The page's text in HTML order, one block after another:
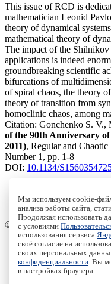
This issue of RCD is
mathematician Leonid
theory of dynamical
mathematical theory of
The impact of the
applications is indeed
groundbreaking scientific
bifurcations of
of spiral chaos, the theory
theory of transition from
homoclinic chaos, among
Citation: Gonchenko S. V.,
of the 90th Anniversary
2011), Regular and
Number 1, pp. 1-8
DOI: 10.1134/
Access to the full text on
© Institute of Computer
About Journal
Editorial Board
Author Information
Publishing Ethics
Мы используем cookie-
анализа работы сайта,
Продолжая использовать
с условиями
использования сервиса
своё согласие на
своих персональных
конфиденциальности . Вы
в настройках браузера.